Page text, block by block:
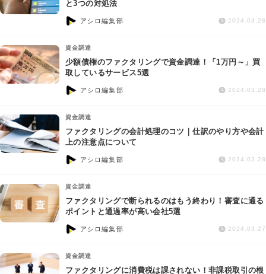
と3つの対処法
アシロ編集部 2024.03.28
資金調達
少額債権のファクタリングで資金調達！「1万円～」買
取しているサービス5選
アシロ編集部 2024.03.28
資金調達
ファクタリングの会計処理のコツ｜仕訳のやり方や会計
上の注意点について
アシロ編集部 2024.03.28
資金調達
ファクタリングで断られるのはもう終わり！審査に通る
ポイントと通過率が高い会社5選
アシロ編集部 2024.03.27
資金調達
ファクタリングに消費税は課されない！非課税取引の根